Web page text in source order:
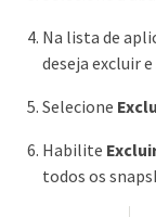
Na lista de
deseja excluir
Selecione
Habilite
todos os